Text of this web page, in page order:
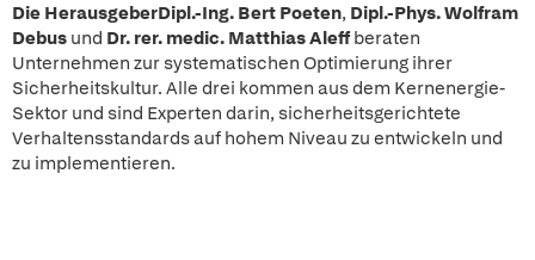
Die HerausgeberDipl.-Ing. Bert Poeten, Dipl.-Phys. Wolfram
Debus und Dr. rer. medic. Matthias Aleff beraten
Unternehmen zur systematischen Optimierung ihrer
Sicherheitskultur. Alle drei kommen aus dem Kernenergie-
Sektor und sind Experten darin, sicherheitsgerichtete
Verhaltensstandards auf hohem Niveau zu entwickeln und
zu implementieren.